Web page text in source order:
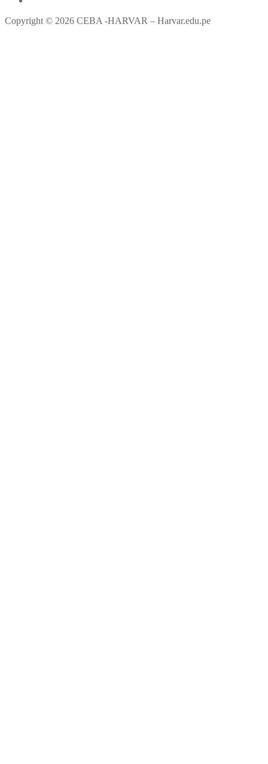
Copyright © 2026 CEBA -HARVAR – Harvar.edu.pe